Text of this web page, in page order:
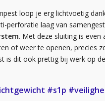
loop je erg lichtvoetig
perforatie laag van
. Met deze sluiting is
of weer te openen, precies
is dit ook prettig bij werk op
#s1p